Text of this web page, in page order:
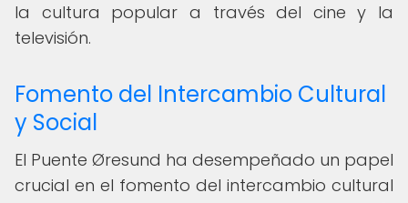
la cultura popular a través del cine y la
televisión.
Fomento del Intercambio Cultural
y Social
El Puente Øresund ha desempeñado un papel
crucial en el fomento del intercambio cultural